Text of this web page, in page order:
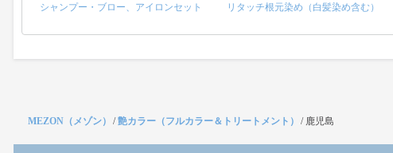
シャンプー・ブロー、アイロンセット リタッチ根元染め（白髪染め含む）
MEZON（メゾン） /艶カラー（フルカラー＆トリートメント） / 鹿児島